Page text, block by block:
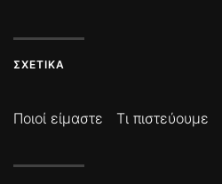
ΣΧΕΤΙΚΆ
Ποιοί είμαστε Τι πιστεύουμε